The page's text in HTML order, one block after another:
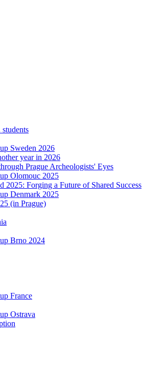
Sweden 2026
year in 2026
Prague Archeologists' Eyes
Olomouc 2025
Forging a Future of Shared Success
Denmark 2025
(in Prague)
Brno 2024
France
Ostrava